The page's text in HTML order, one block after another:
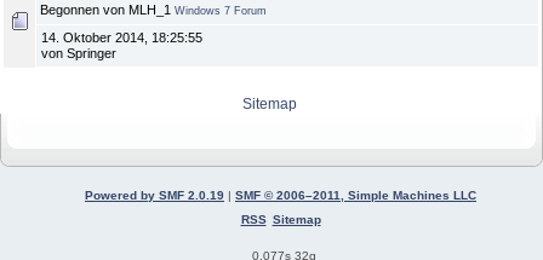
Begonnen von MLH_1 Windows 7 Forum
14. Oktober 2014, 18:25:55
von Springer
Sitemap
Powered by SMF 2.0.19 | SMF © 2006–2011, Simple Machines LLC
RSS Sitemap
0.077s 32q